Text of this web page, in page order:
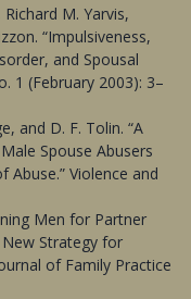
M. Yarvis,
“Impulsiveness,
and Spousal
1 (February 2003): 3–
and D. F. Tolin. “A
Spouse Abusers
Violence and
Men for Partner
New Strategy for
of Family Practice